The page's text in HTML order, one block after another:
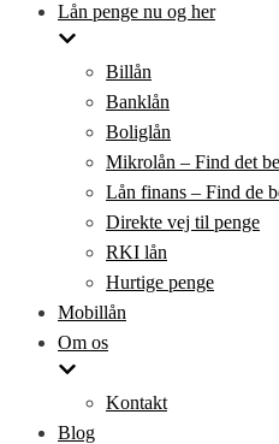
Lån penge nu og her
Billån
Banklån
Boliglån
Mikrolån – Find det
Lån finans – Find de
Direkte vej til penge
RKI lån
Hurtige penge
Mobillån
Om os
Kontakt
Blog